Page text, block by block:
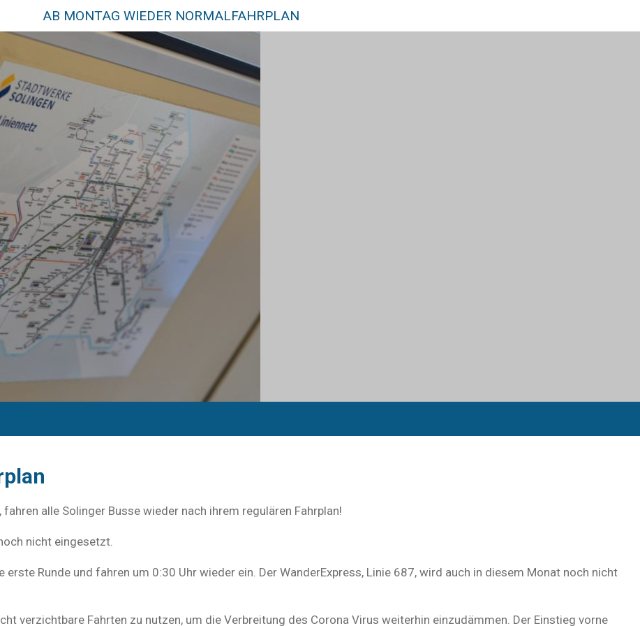
AB MONTAG WIEDER NORMALFAHRPLAN
alle Solinger Busse wieder nach ihrem regulären Fahrplan!
nicht eingesetzt.
Runde und fahren um 0:30 Uhr wieder ein. Der WanderExpress, Linie 687, wird auch in diesem Monat noch nicht
verzichtbare Fahrten zu nutzen, um die Verbreitung des Corona Virus weiterhin einzudämmen. Der Einstieg vorne